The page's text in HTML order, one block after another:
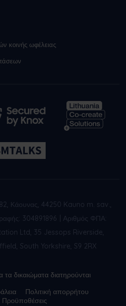
κοινής ωφέλειας
Κάουνας, 44250 Kauno m. sav.,
304891896
Αριθμός ΦΠΑ:
Ltd, 35 Jessops Riverside,
South Yorkshire, S9 2RX
δικαιώματα διατηρούνται
Πολιτική απορρήτου
Προϋποθέσεις